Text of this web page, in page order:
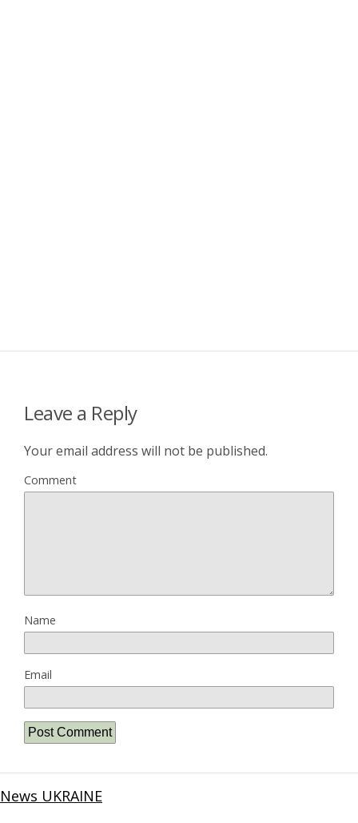
Leave a Reply
Your email address will not be published.
Comment
Name
Email
News UKRAINE